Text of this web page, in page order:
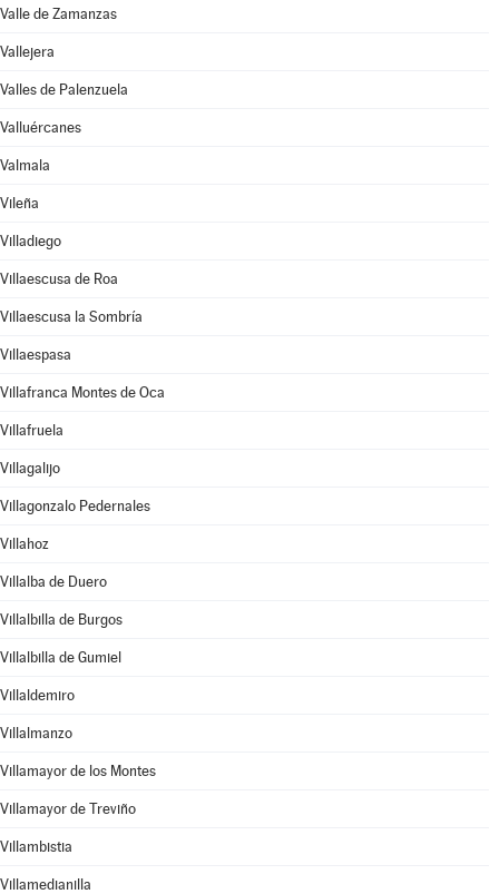
Valle de Zamanzas
Vallejera
Valles de Palenzuela
Valluércanes
Valmala
Vileña
Villadiego
Villaescusa de Roa
Villaescusa la Sombría
Villaespasa
Villafranca Montes de Oca
Villafruela
Villagalijo
Villagonzalo Pedernales
Villahoz
Villalba de Duero
Villalbilla de Burgos
Villalbilla de Gumiel
Villaldemiro
Villalmanzo
Villamayor de los Montes
Villamayor de Treviño
Villambistia
Villamedianilla